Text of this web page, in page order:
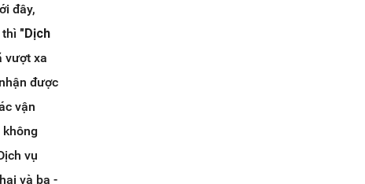
đây,
"Dịch
vượt xa
được
vận
vụ
và ba -